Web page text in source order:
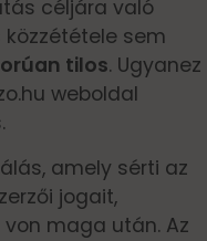
céljára való
sem
tilos. Ugyanez
weboldal
amely sérti az
jogait,
maga után. Az